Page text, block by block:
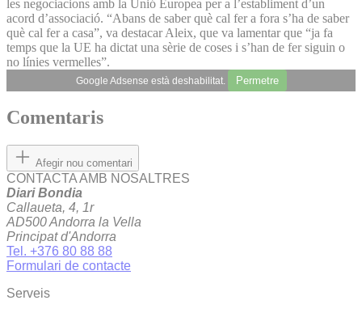
les negociacions amb la Unió Europea per a l’establiment d’un
acord d’associació. “Abans de saber què cal fer a fora s’ha de saber
què cal fer a casa”, va destacar Aleix, que va lamentar que “ja fa
temps que la UE ha dictat una sèrie de coses i s’han de fer siguin o
no línies vermelles”.
Google Adsense està deshabilitat. Permetre
Comentaris
Afegir nou comentari
CONTACTA AMB NOSALTRES
Diari Bondia
Callaueta, 4, 1r
AD500 Andorra la Vella
Principat d'Andorra
Tel. +376 80 88 88
Formulari de contacte
Serveis